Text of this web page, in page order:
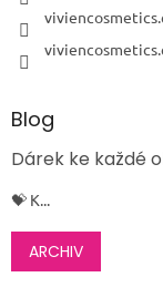
Blog
Dárek ke každé
💝 K...
ARCHIV